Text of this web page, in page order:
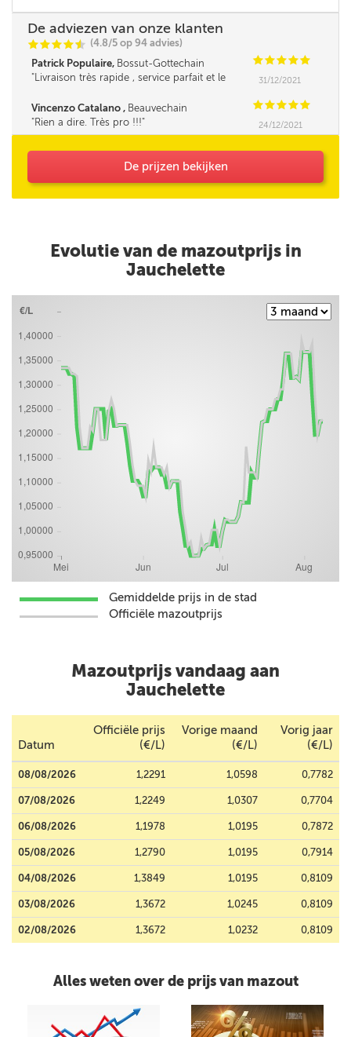
De adviezen van onze klanten
CCCCi
@ (4.8/5 op 94 advies)
Patrick Populaire, Bossut-Gottechain CCCCC
Livraison très rapide , service parfait et le
c'est le prix bas d'une bonne central d'achat , à
recommander . Merci ***
31/12/2021
Vincenzo Catalano , Beauvechain CCCCC
Rien a dire. Très pro !!!
24/12/2021
De prijzen bekijken
Evolutie van de mazoutprijs in
Jauchelette
Gemiddelde prijs in de stad
Officiële mazoutprijs
Mazoutprijs vandaag aan
Jauchelette
Datum
Officiële prijs
(€/L)
Vorige maand
(€/L)
Vorig jaar
(€/L)
08/08/2026 1,2291 1,0598 0,7782
07/08/2026 1,2249 1,0307 0,7704
06/08/2026 1,1978 1,0195 0,7872
05/08/2026 1,2790 1,0195 0,7914
04/08/2026 1,3849 1,0195 0,8109
03/08/2026 1,3672 1,0245 0,8109
02/08/2026 1,3672 1,0232 0,8109
Alles weten over de prijs van mazout